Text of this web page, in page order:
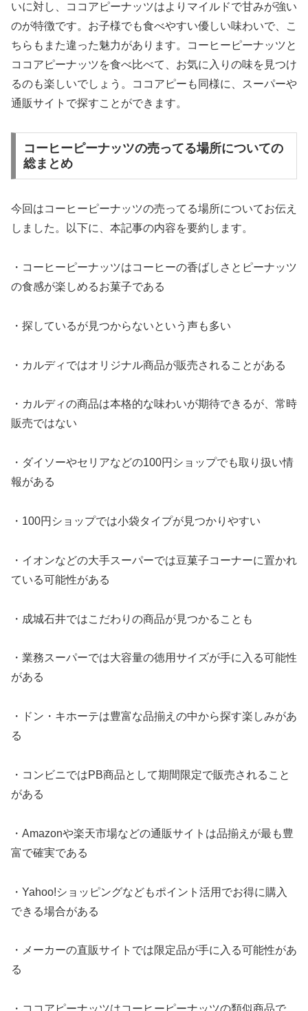
いに対し、ココアピーナッツはよりマイルドで甘みが強い
のが特徴です。お子様でも食べやすい優しい味わいで、こ
ちらもまた違った魅力があります。コーヒーピーナッツと
ココアピーナッツを食べ比べて、お気に入りの味を見つけ
るのも楽しいでしょう。ココアピーも同様に、スーパーや
通販サイトで探すことができます。
コーヒーピーナッツの売ってる場所についての
総まとめ
今回はコーヒーピーナッツの売ってる場所についてお伝え
しました。以下に、本記事の内容を要約します。
・コーヒーピーナッツはコーヒーの香ばしさとピーナッツ
の食感が楽しめるお菓子である
・探しているが見つからないという声も多い
・カルディではオリジナル商品が販売されることがある
・カルディの商品は本格的な味わいが期待できるが、常時
販売ではない
・ダイソーやセリアなどの100円ショップでも取り扱い情
報がある
・100円ショップでは小袋タイプが見つかりやすい
・イオンなどの大手スーパーでは豆菓子コーナーに置かれ
ている可能性がある
・成城石井ではこだわりの商品が見つかることも
・業務スーパーでは大容量の徳用サイズが手に入る可能性
がある
・ドン・キホーテは豊富な品揃えの中から探す楽しみがあ
る
・コンビニではPB商品として期間限定で販売されること
がある
・Amazonや楽天市場などの通販サイトは品揃えが最も豊
富で確実である
・Yahoo!ショッピングなどもポイント活用でお得に購入
できる場合がある
・メーカーの直販サイトでは限定品が手に入る可能性があ
る